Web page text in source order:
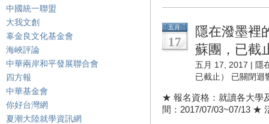
中國統一聯盟
大我文創
辜金良文化基金會
海峽評論
中華兩岸和平發展聯合會
四方報
中華基金會
你好台灣網
夏潮大陸就學資訊網
五月
17
隱在潑墨裡
蘇團，已截
五月 17, 2017 | 隱
已截止）
已關閉迴
★ 報名資格：就讀各大學
間：2017/07/03~07/13 ★